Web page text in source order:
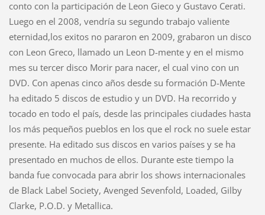
conto con la participación de Leon Gieco y Gustavo Cerati.
Luego en el 2008, vendría su segundo trabajo valiente
eternidad,los exitos no pararon en 2009, grabaron un disco
con Leon Greco, llamado un Leon D-mente y en el mismo
mes su tercer disco Morir para nacer, el cual vino con un
DVD. Con apenas cinco años desde su formación D-Mente
ha editado 5 discos de estudio y un DVD. Ha recorrido y
tocado en todo el país, desde las principales ciudades hasta
los más pequeños pueblos en los que el rock no suele estar
presente. Ha editado sus discos en varios países y se ha
presentado en muchos de ellos. Durante este tiempo la
banda fue convocada para abrir los shows internacionales
de Black Label Society, Avenged Sevenfold, Loaded, Gilby
Clarke, P.O.D. y Metallica.